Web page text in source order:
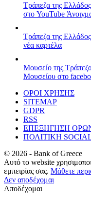
Τράπεζα της Ελλάδος
στο YouTube
Τράπεζα της Ελλάδος
νέα καρτέλα
Μουσείο της
Μουσείου στο
ΟΡΟΙ ΧΡΗΣΗΣ
SITEMAP
GDPR
RSS
ΕΠΕΞΗΓΗΣΗ
ΠΟΛΙΤΙΚΗ
© 2026 - Bank of Greece
Αυτό το website
εμπειρίας σας. Μάθετε
Δεν αποδέχομαι
Αποδέχομαι